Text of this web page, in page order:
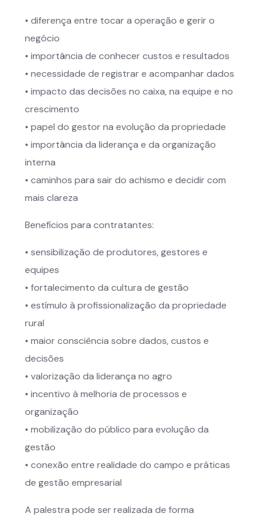
• diferença entre tocar a operação e gerir o
negócio
• importância de conhecer custos e resultados
• necessidade de registrar e acompanhar dados
• impacto das decisões no caixa, na equipe e no
crescimento
• papel do gestor na evolução da propriedade
• importância da liderança e da organização
interna
• caminhos para sair do achismo e decidir com
mais clareza
Benefícios para contratantes:
• sensibilização de produtores, gestores e
equipes
• fortalecimento da cultura de gestão
• estímulo à profissionalização da propriedade
rural
• maior consciência sobre dados, custos e
decisões
• valorização da liderança no agro
• incentivo à melhoria de processos e
organização
• mobilização do público para evolução da
gestão
• conexão entre realidade do campo e práticas
de gestão empresarial
A palestra pode ser realizada de forma